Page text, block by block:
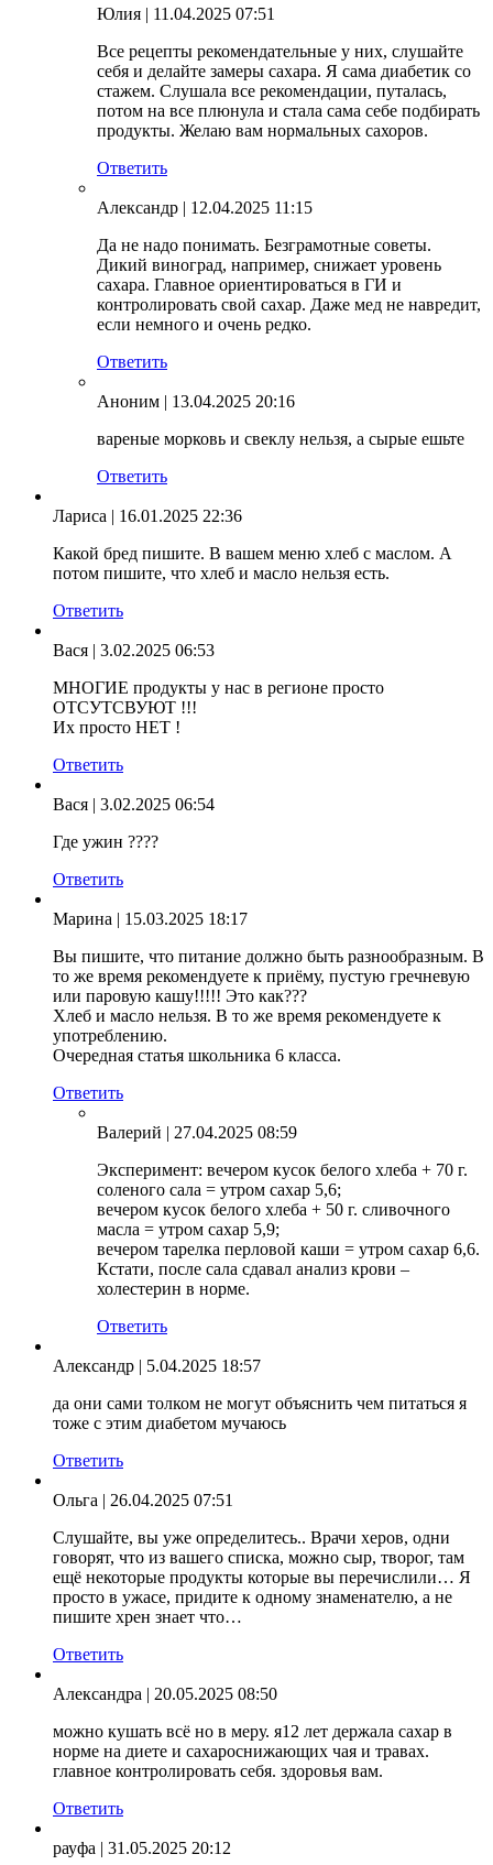
Юлия | 11.04.2025 07:51
Все рецепты рекомендательные у них, слушайте
себя и делайте замеры сахара. Я сама диабетик со
стажем. Слушала все рекомендации, путалась,
потом на все плюнула и стала сама себе подбирать
продукты. Желаю вам нормальных сахоров.
Ответить
Александр | 12.04.2025 11:15
Да не надо понимать. Безграмотные советы.
Дикий виноград, например, снижает уровень
сахара. Главное ориентироваться в ГИ и
контролировать свой сахар. Даже мед не навредит,
если немного и очень редко.
Ответить
Аноним | 13.04.2025 20:16
вареные морковь и свеклу нельзя, а сырые ешьте
Ответить
Лариса | 16.01.2025 22:36
Какой бред пишите. В вашем меню хлеб с маслом. А
потом пишите, что хлеб и масло нельзя есть.
Ответить
Вася | 3.02.2025 06:53
МНОГИЕ продукты у нас в регионе просто
ОТСУТСВУЮТ !!!
Их просто НЕТ !
Ответить
Вася | 3.02.2025 06:54
Где ужин ????
Ответить
Марина | 15.03.2025 18:17
Вы пишите, что питание должно быть разнообразным. В
то же время рекомендуете к приёму, пустую гречневую
или паровую кашу!!!!! Это как???
Хлеб и масло нельзя. В то же время рекомендуете к
употреблению.
Очередная статья школьника 6 класса.
Ответить
Валерий | 27.04.2025 08:59
Эксперимент: вечером кусок белого хлеба + 70 г.
соленого сала = утром сахар 5,6;
вечером кусок белого хлеба + 50 г. сливочного
масла = утром сахар 5,9;
вечером тарелка перловой каши = утром сахар 6,6.
Кстати, после сала сдавал анализ крови –
холестерин в норме.
Ответить
Александр | 5.04.2025 18:57
да они сами толком не могут объяснить чем питаться я
тоже с этим диабетом мучаюсь
Ответить
Ольга | 26.04.2025 07:51
Слушайте, вы уже определитесь.. Врачи херов, одни
говорят, что из вашего списка, можно сыр, творог, там
ещё некоторые продукты которые вы перечислили… Я
просто в ужасе, придите к одному знаменателю, а не
пишите хрен знает что…
Ответить
Александра | 20.05.2025 08:50
можно кушать всё но в меру. я12 лет держала сахар в
норме на диете и сахароснижающих чая и травах.
главное контролировать себя. здоровья вам.
Ответить
рауфа | 31.05.2025 20:12